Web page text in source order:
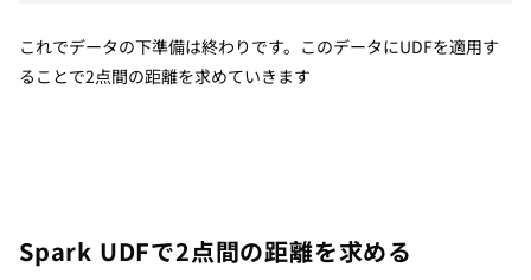
これでデータの下準備は終わりです。このデータにUDFを適用す
ることで2点間の距離を求めていきます
Spark UDFで2点間の距離を求める